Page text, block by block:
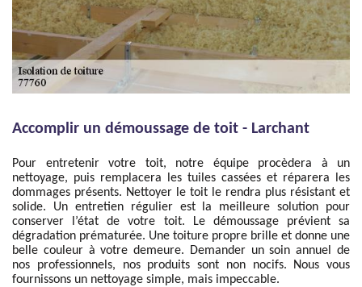
Accomplir un démoussage de toit - Larchant
Pour entretenir votre toit, notre équipe procèdera à un
nettoyage, puis remplacera les tuiles cassées et réparera les
dommages présents. Nettoyer le toit le rendra plus résistant et
solide. Un entretien régulier est la meilleure solution pour
conserver l’état de votre toit. Le démoussage prévient sa
dégradation prématurée. Une toiture propre brille et donne une
belle couleur à votre demeure. Demander un soin annuel de
nos professionnels, nos produits sont non nocifs. Nous vous
fournissons un nettoyage simple, mais impeccable.